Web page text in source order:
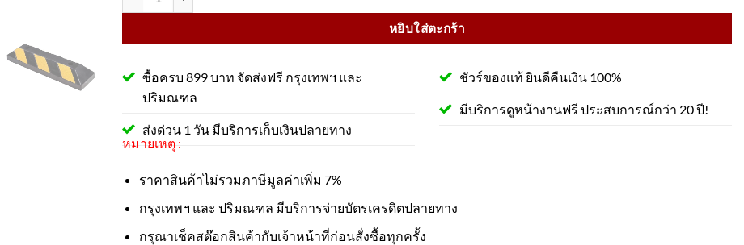
หยิบใส่ตะกร้า
ซื้อครบ 899 บาท จัดส่งฟรี กรุงเทพฯ และ
ปริมณฑล
ส่งด่วน 1 วัน มีบริการเก็บเงินปลายทาง
ชัวร์ของแท้ ยินดีคืนเงิน 100%
มีบริการดูหน้างานฟรี ประสบการณ์กว่า 20 ปี!
หมายเหตุ :
ราคาสินค้าไม่รวมภาษีมูลค่าเพิ่ม 7%
กรุงเทพฯ และ ปริมณฑล มีบริการจ่ายบัตรเครดิตปลายทาง
กรุณาเช็คสต๊อกสินค้ากับเจ้าหน้าที่ก่อนสั่งซื้อทุกครั้ง